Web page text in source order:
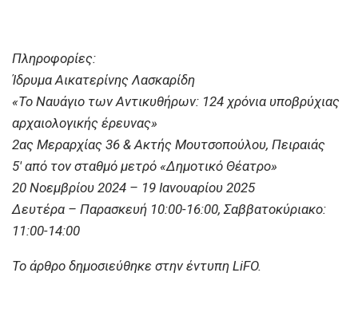
Πληροφορίες:
Ίδρυμα Αικατερίνης Λασκαρίδη
«Το Ναυάγιο των Αντικυθήρων: 124 χρόνια υποβρύχιας
αρχαιολογικής έρευνας»
2ας Μεραρχίας 36 & Ακτής Μουτσοπούλου, Πειραιάς
5′ από τον σταθμό μετρό «Δημοτικό Θέατρο»
20 Νοεμβρίου 2024 – 19 Ιανουαρίου 2025
Δευτέρα – Παρασκευή 10:00-16:00, Σαββατοκύριακο:
11:00-14:00
Το άρθρο δημοσιεύθηκε στην έντυπη LiFO.